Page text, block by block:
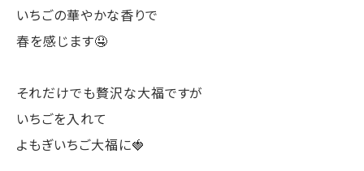
いちごの華やかな香りで
春を感じます🤤
それだけでも贅沢な大福ですが
いちごを入れて
よもぎいちご大福に🍓